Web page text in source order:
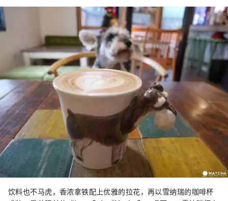
饮料也不马虎，香浓拿铁配上优雅的拉花，再以雪纳瑞的咖啡杯